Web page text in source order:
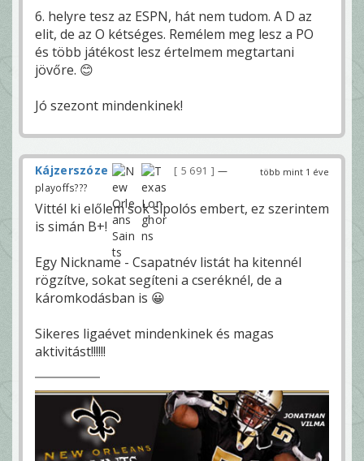
6. helyre tesz az ESPN, hát nem tudom. A D az
elit, de az O kétséges. Remélem meg lesz a PO
és több játékost lesz értelmem megtartani
jövőre. 😊
Jó szezont mindenkinek!
több mint 1 éve
Kájzerszóze 5 691
—
playoffs???
Vittél ki előlem sok sípolós embert, ez szerintem
is simán B+!
Egy Nickname - Csapatnév listát ha kitennél
rögzítve, sokat segíteni a cseréknél, de a
káromkodásban is 😀
Sikeres ligaévet mindenkinek és magas
aktivitást!!!!!!